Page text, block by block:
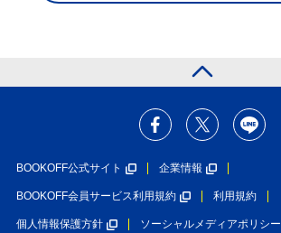
BOOKOFF公式サイト 企業情報
BOOKOFF会員サービス利用規約 利用規約
個人情報保護方針 ソーシャルメディアポリシー